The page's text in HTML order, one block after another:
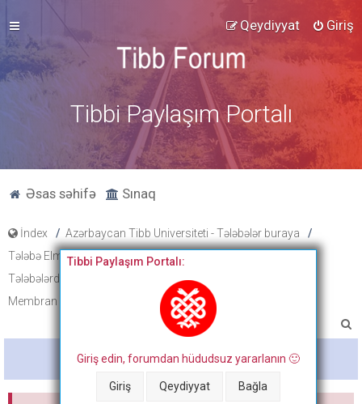
Giriş
Qeydiyyat
Tibbi Paylaşım Portalı
Əsas səhifə Sınaq
İndex
Azərbaycan Tibb Universiteti - Tələbələr buraya
Tələbə Elmi Məqalələri və video dərslər
Tələbələrdən öyrədici video kurslar
Membran potensialı - Əsmər Nuri
a
Bitdi
Tibbi Paylaşım Portalı:
Giriş edin, forumdan hüdudsuz yararlanın 🙂
Giriş Qeydiyyat Bağla